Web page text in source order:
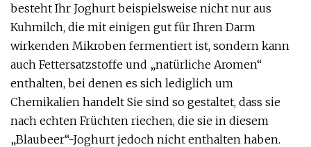
besteht Ihr Joghurt beispielsweise nicht nur aus
Kuhmilch, die mit einigen gut für Ihren Darm
wirkenden Mikroben fermentiert ist, sondern kann
auch Fettersatzstoffe und „natürliche Aromen“
enthalten, bei denen es sich lediglich um
Chemikalien handelt Sie sind so gestaltet, dass sie
nach echten Früchten riechen, die sie in diesem
„Blaubeer“-Joghurt jedoch nicht enthalten haben.